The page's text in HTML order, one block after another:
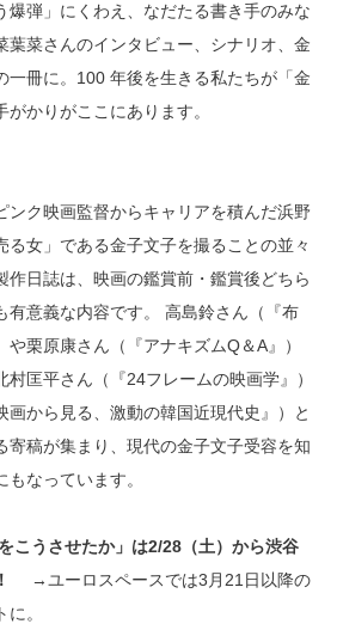
爆弾」にくわえ、なだたる書き手のみな
葉菜さんのインタビュー、シナリオ、金
一冊に。100 年後を生きる私たちが「金
かりがここにあります。
ンク映画監督からキャリアを積んだ浜野
る女」である金子文子を撮ることの並々
作日誌は、映画の鑑賞前・鑑賞後どちら
有意義な内容です。 高島鈴さん（『布
栗原康さん（『アナキズムQ＆A』）
村匡平さん（『24フレームの映画学』）
画から見る、激動の韓国近現代史』）と
寄稿が集まり、現代の金子文子受容を知
なっています。
こうさせたか」は2/28（土）から渋谷
→ユーロスペースでは3月21日以降の
トに。